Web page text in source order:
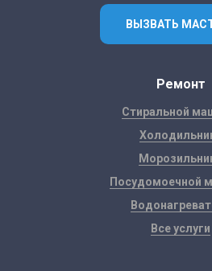
ВЫЗВАТЬ
Ремонт
Стиральной
Посудомоечной
Все услуги